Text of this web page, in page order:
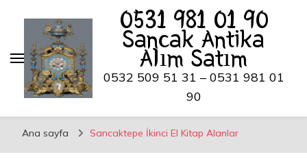
0531 981 01 90
Sancak Antika
Alım Satım
0532 509 51 31 – 0531 981 01
90
Ana sayfa Sancaktepe İkinci El Kitap Alanlar